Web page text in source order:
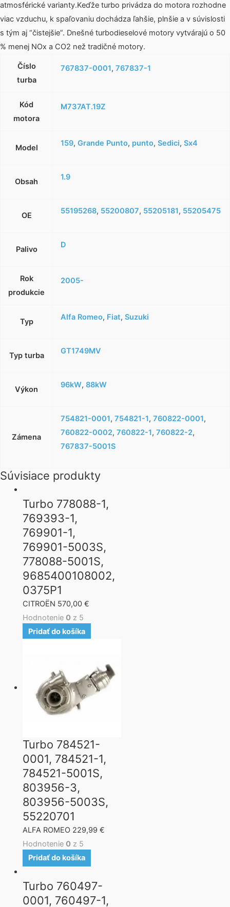
atmosférické varianty.Keďže turbo privádza do motora rozhodne
viac vzduchu, k spaľovaniu dochádza ľahšie, plnšie a v súvislosti
s tým aj “čistejšie”. Dnešné turbodieselové motory vytvárajú o 50
% menej NOx a CO2 než tradičné motory.
Číslo
turba
767837-0001, 767837-1
Kód
motora
M737AT.19Z
Model 159, Grande Punto, punto, Sedici, Sx4
Obsah 1.9
OE 55195268, 55200807, 55205181, 55205475
Palivo D
Rok
produkcie
2005-
Typ Alfa Romeo, Fiat, Suzuki
Typ turba GT1749MV
Výkon 96kW, 88kW
Zámena
754821-0001, 754821-1, 760822-0001,
760822-0002, 760822-1, 760822-2,
767837-5001S
Súvisiace produkty
Turbo 778088-1,
769393-1,
769901-1,
769901-5003S,
778088-5001S,
9685400108002,
0375P1
CITROËN 570,00 €
Hodnotenie 0z 5
Pridať do košíka
Turbo 784521-
0001, 784521-1,
784521-5001S,
803956-3,
803956-5003S,
55220701
ALFA ROMEO 229,99 €
Hodnotenie 0z 5
Pridať do košíka
Turbo 760497-
0001, 760497-1,